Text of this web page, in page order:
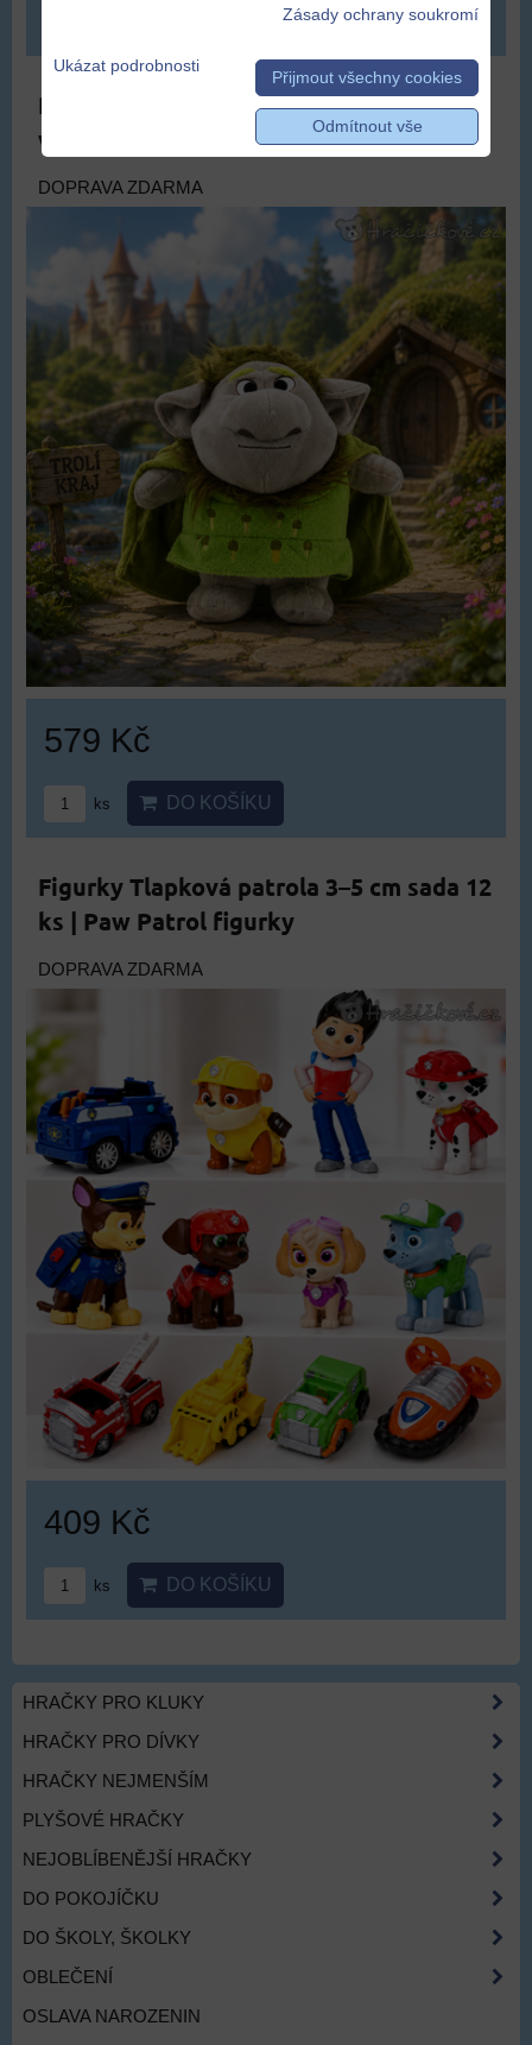
Plyšový Troll z Ledového království,
velikost 25cm
DOPRAVA ZDARMA
579 Kč
ks DO KOŠÍKU
Figurky Tlapková patrola 3–5 cm sada 12
ks | Paw Patrol figurky
DOPRAVA ZDARMA
409 Kč
ks DO KOŠÍKU
HRAČKY PRO KLUKY
HRAČKY PRO DÍVKY
HRAČKY NEJMENŠÍM
PLYŠOVÉ HRAČKY
NEJOBLÍBENĚJŠÍ HRAČKY
DO POKOJÍČKU
DO ŠKOLY, ŠKOLKY
OBLEČENÍ
OSLAVA NAROZENIN
Zásady ochrany soukromí
Ukázat podrobnosti
Přijmout všechny cookies
Odmítnout vše